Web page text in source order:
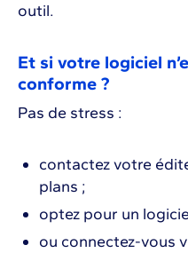
outil.
Et si votre logiciel
conforme ?
Pas de stress :
contactez votre
plans ;
optez pour un
ou connectez-vous